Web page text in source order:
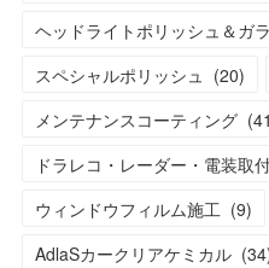
ヘッドライトポリッシュ＆ガ
スペシャルポリッシュ (20)
メンテナンスコーティング (
ドラレコ・レーダー・電装取
ウィンドウフィルム施工 (9)
AdlaSカークリアケミカル (34